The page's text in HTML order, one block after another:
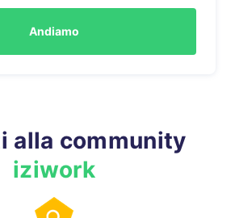
Andiamo
alla community
iziwork